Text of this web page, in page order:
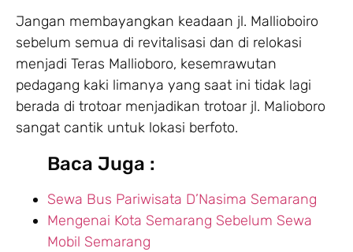
Jangan membayangkan keadaan jl. Mallioboiro
sebelum semua di revitalisasi dan di relokasi
menjadi Teras Mallioboro, kesemrawutan
pedagang kaki limanya yang saat ini tidak lagi
berada di trotoar menjadikan trotoar jl. Malioboro
sangat cantik untuk lokasi berfoto.
Baca Juga :
Sewa Bus Pariwisata D’Nasima Semarang
Mengenai Kota Semarang Sebelum Sewa
Mobil Semarang